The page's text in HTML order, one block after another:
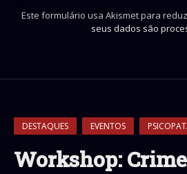
Este formulário usa Akismet para
seus dados são
DESTAQUES EVENTOS
Workshop: